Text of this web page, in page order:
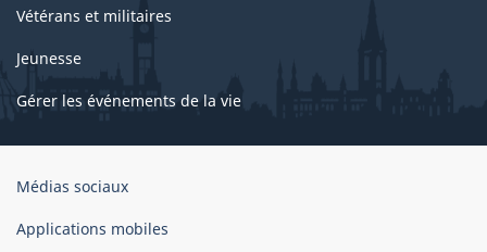
Vétérans et militaires
Jeunesse
Gérer les événements de la vie
Organisation
gouvernement
Médias sociaux
Applications mobiles